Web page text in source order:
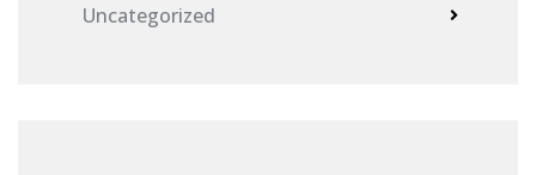
Uncategorized